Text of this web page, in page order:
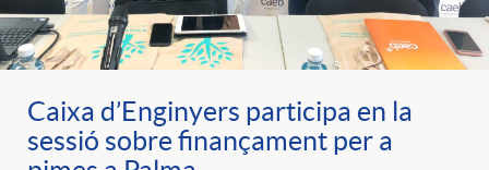
e
n
r
e
a
F
o
n
Caixa d’Enginyers participa en la
sessió sobre finançament per a